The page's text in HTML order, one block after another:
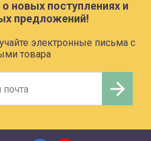
новых поступлениях и
предложений!
электронные письма с
товара